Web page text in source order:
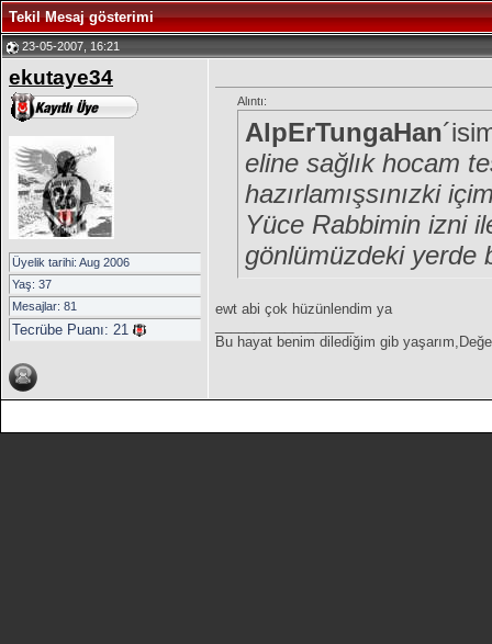
Tekil Mesaj gösterimi
23-05-2007, 16:21
ekutaye34
Üyelik tarihi: Aug 2006
Yaş: 37
Mesajlar: 81
Tecrübe Puanı: 21
Alıntı:
AlpErTungaHan
eline sağlık hocam
hazırlamışsınızki
Yüce Rabbimin izni
gönlümüzdeki yerde
ewt abi çok hüzünlendim ya
Bu hayat benim dilediğim gib